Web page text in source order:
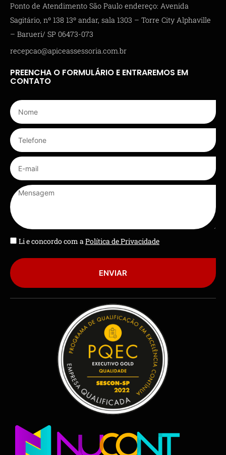
Ponto de Atendimento São Paulo endereço: Avenida
Sagitário, nº 138 13º andar, sala 1303 – Torre City Alphaville
– Barueri/ SP 06473-073
recepcao@apiceassessoria.com.br
PREENCHA O FORMULÁRIO E ENTRAREMOS EM
CONTATO
Li e concordo com aPolítica de Privacidade
ENVIAR